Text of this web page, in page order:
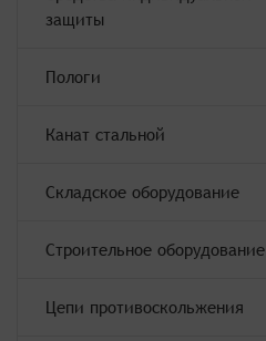
защиты
Пологи
Канат стальной
Складское оборудование
Строительное оборудование
Цепи противоскольжения